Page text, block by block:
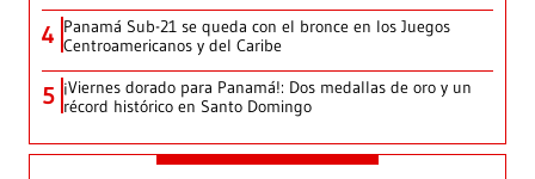
4 Panamá Sub-21 se queda con el bronce en los Juegos
Centroamericanos y del Caribe
5 ¡Viernes dorado para Panamá!: Dos medallas de oro y un
récord histórico en Santo Domingo